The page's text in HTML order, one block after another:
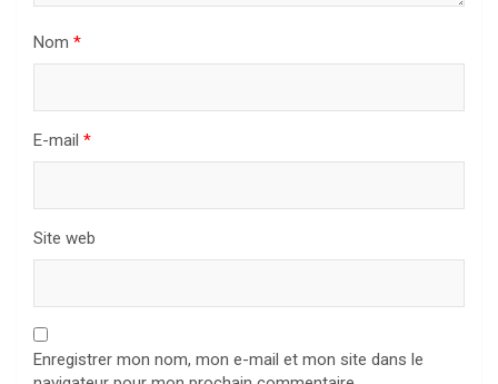
Nom *
E-mail *
Site web
Enregistrer mon nom, mon e-mail et mon site dans le